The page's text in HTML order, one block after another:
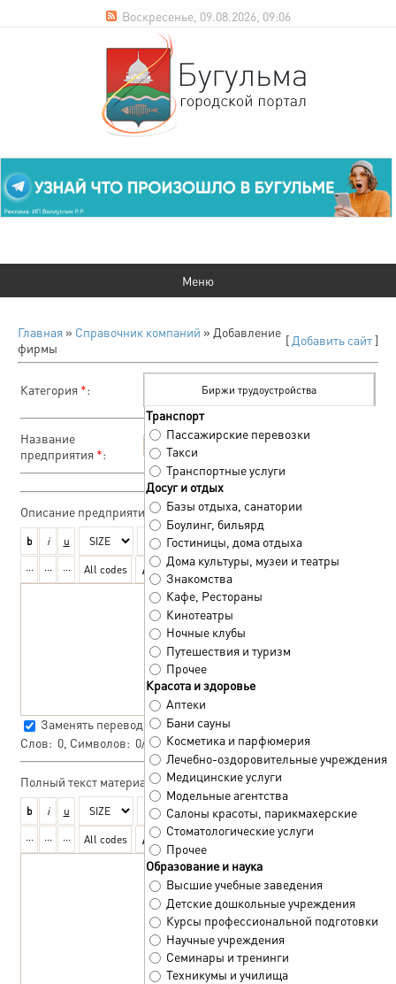
Воскресенье, 09.08.2026, 09:06
Главная » Справочник компаний » Добавление
фирмы
[ Добавить сайт]
Категория *:
Транспорт
Пассажирские перевозки
Такси
Транспортные услуги
Досуг и отдых
Базы отдыха, санатории
Боулинг, бильярд
Гостиницы, дома отдыха
Дома культуры, музеи и театры
Знакомства
Кафе, Рестораны
Кинотеатры
Ночные клубы
Путешествия и туризм
Прочее
Красота и здоровье
Аптеки
Бани сауны
Косметика и парфюмерия
Лечебно-оздоровительные учреждения
Медицинские услуги
Модельные агентства
Салоны красоты, парикмахерские
Стоматологические услуги
Прочее
Образование и наука
Высшие учебные заведения
Детские дошкольные учреждения
Курсы профессиональной подготовки
Научные учреждения
Семинары и тренинги
Техникумы и училища
Название
предприятия *:
Описание предприятия*:
Заменять переводы строк тегом<BR>
Слов: 0 , Символов: 0/0
Полный текст материала: